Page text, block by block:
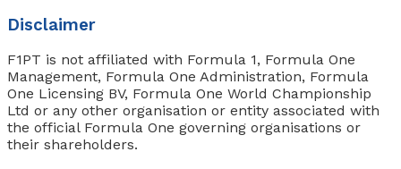
Disclaimer
F1PT is not affiliated with Formula 1, Formula One
Management, Formula One Administration, Formula
One Licensing BV, Formula One World Championship
Ltd or any other organisation or entity associated with
the official Formula One governing organisations or
their shareholders.